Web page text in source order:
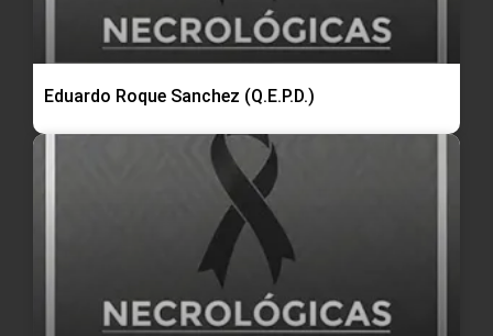
Eduardo Roque Sanchez (Q.E.P.D.)